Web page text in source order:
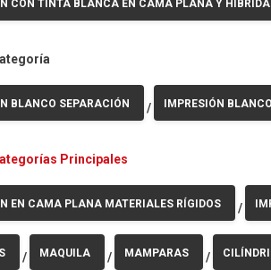
CON TINTA BLANCA EN CAMA PLANA Y HÍBRIDA
BLANCO SEPARACIÓN / IMPRESIÓN
Principales
EN CAMA PLANA MATERIALES RÍGIDOS /
/ MAQUILA / MAMPARAS /